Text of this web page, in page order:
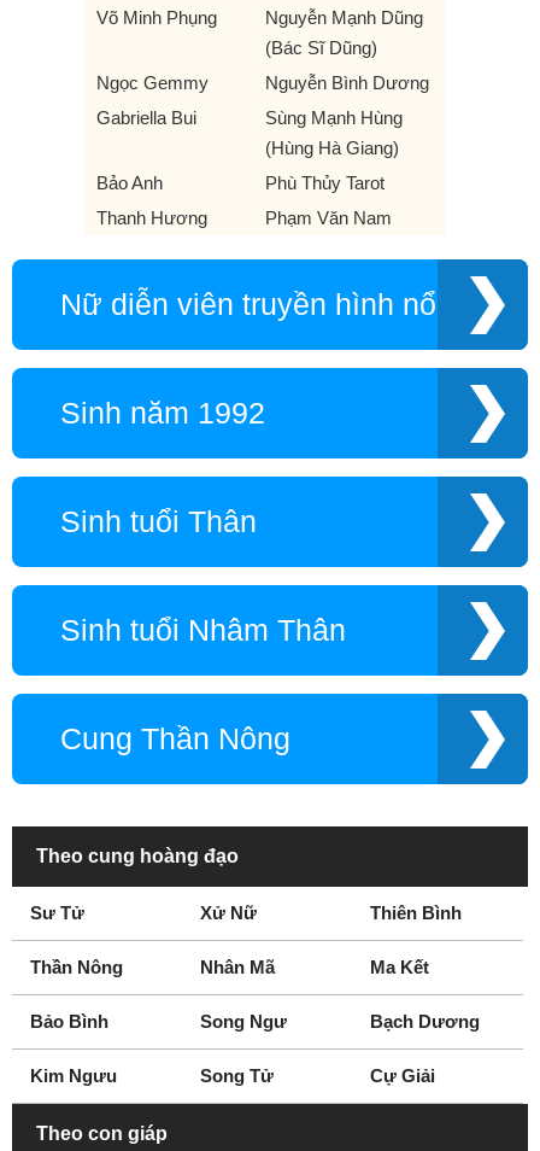
Võ Minh Phụng
Nguyễn Mạnh Dũng
(Bác Sĩ Dũng)
Ngọc Gemmy
Nguyễn Bình Dương
Gabriella Bui
Sùng Mạnh Hùng
(Hùng Hà Giang)
Bảo Anh
Phù Thủy Tarot
Thanh Hương
Phạm Văn Nam
Nữ diễn viên truyền hình nổi tiếng
Sinh năm 1992
Sinh tuổi Thân
Sinh tuổi Nhâm Thân
Cung Thần Nông
Theo cung hoàng đạo
Sư Tử Xử Nữ Thiên Bình
Thần Nông Nhân Mã Ma Kết
Bảo Bình Song Ngư Bạch Dương
Kim Ngưu Song Tử Cự Giải
Theo con giáp